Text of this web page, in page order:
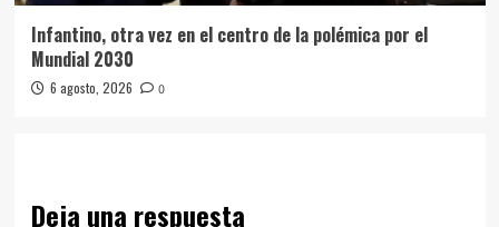
Infantino, otra vez en el centro de la polémica por el
Mundial 2030
6 agosto, 2026 0
Deja una respuesta